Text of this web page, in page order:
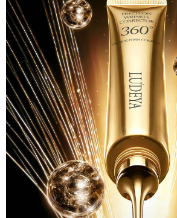
3.完整用戶服務條款，請詳閱以下連結：https://
【注意事項】
１．透過由恩沛科技股份有限公司提供之「
易，需依本服務之必要範圍內提供個人資料，並
權轉讓予恩沛科技股份有限公司。
２．關於個人資料處理事宜，請瀏覽以下網址：
https://aftee.tw/terms/#terms3
３．未成年的使用者請事先徵得法定代理人或監護
「AFTEE先享後付」，若未經同意申辦者引起之
任。
４．使用「AFTEE先享後付」時，將依據個別帳
時審查核予不同之上限額度；若仍有額度不足之
請求用戶進行身份認證。
５．嚴禁一人註冊多個帳號或使用他人資訊註冊。
恩沛科技股份有限公司將有權停止該用戶之使用額
7-11取貨付款
每筆NT$100，滿NT$500(含以上)免運費
付款後7-11取貨
每筆NT$100，滿NT$500(含以上)免運費
台灣【本島宅配】
每筆NT$100，滿NT$500(含以上)免運費
台灣【離島宅配】
每筆NT$150，滿NT$1,500(含以上)免運費
國家/地區配送